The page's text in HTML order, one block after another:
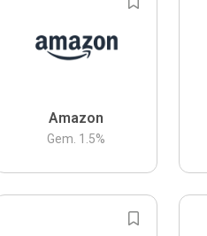
Amazon
Gem. 1.5%